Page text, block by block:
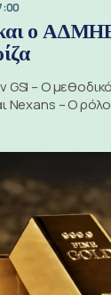
ο
GSI – Ο
Nexans – Ο